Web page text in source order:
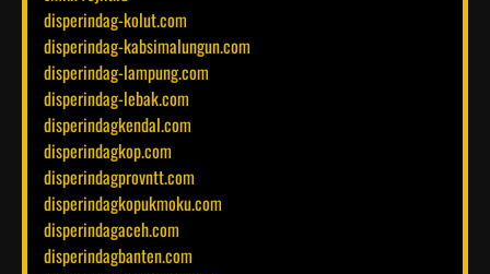
disperindag-kolut.com
disperindag-kabsimalungun.com
disperindag-lampung.com
disperindag-lebak.com
disperindagkendal.com
disperindagkop.com
disperindagprovntt.com
disperindagkopukmoku.com
disperindagaceh.com
disperindagbanten.com